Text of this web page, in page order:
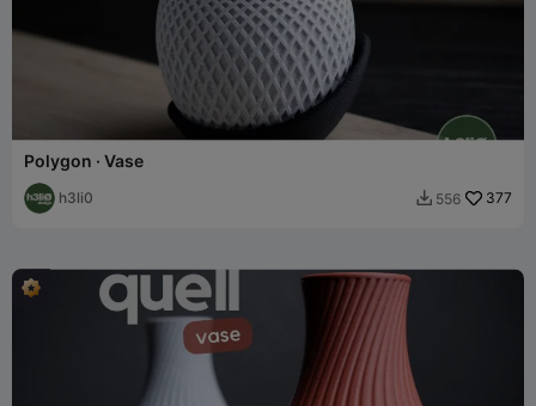
Polygon · Vase
h3li0  556 377